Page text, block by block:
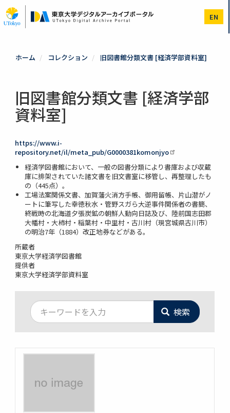
イ
ン
EN
ホーム コレクション 旧図書館分類文書 [経済学部資料室]
旧図書館分類文書 [経済学部
資料室]
https://www.i-
repository.net/il/meta_pub/G0000381komonjyo
経済学図書館において、一般の図書分類により書庫および収蔵
庫に排架されていた諸文書を旧文書室に移管し、再整理したも
の（445点）。
工場法案関係文書、加賀藩火消方手帳、御用留帳、片山潜がノ
ートに筆写した幸徳秋水・管野スガら大逆事件関係者の書簡、
終戦時の北海道夕張炭鉱の朝鮮人動向日誌及び、陸前国志田郡
大幡村・大柿村・稲葉村・中里村・古川村（現宮城県古川市）
の明治7年（1884）改正地券などがある。
所蔵者
東京大学経済学図書館
提供者
東京大学経済学部資料室
検索